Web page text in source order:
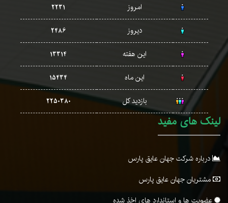
امروز
2231
دیروز
2486
این هفته
13314
این ماه
15434
بازدید کل
2250380
لینک های مفید
درباره شرکت جهان عایق پارس
مشتریان جهان عایق پارس
عضویت ها و استاندارد های اخذ شده